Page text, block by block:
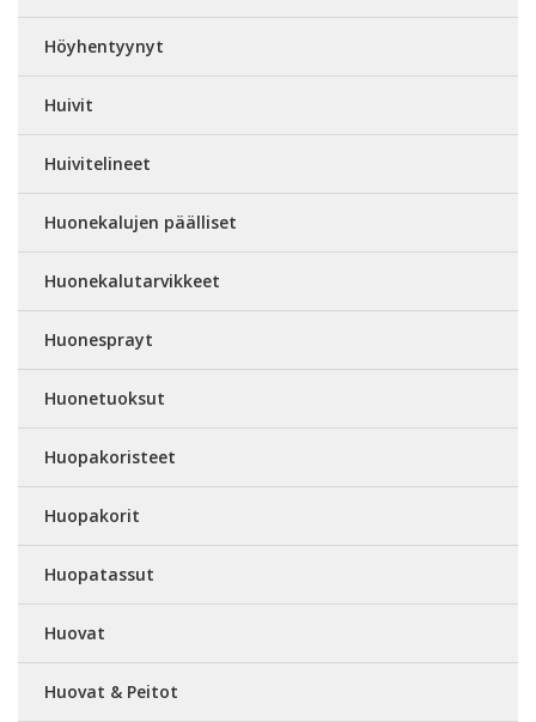
Höyhentyynyt
Huivit
Huivitelineet
Huonekalujen päälliset
Huonekalutarvikkeet
Huonesprayt
Huonetuoksut
Huopakoristeet
Huopakorit
Huopatassut
Huovat
Huovat & Peitot